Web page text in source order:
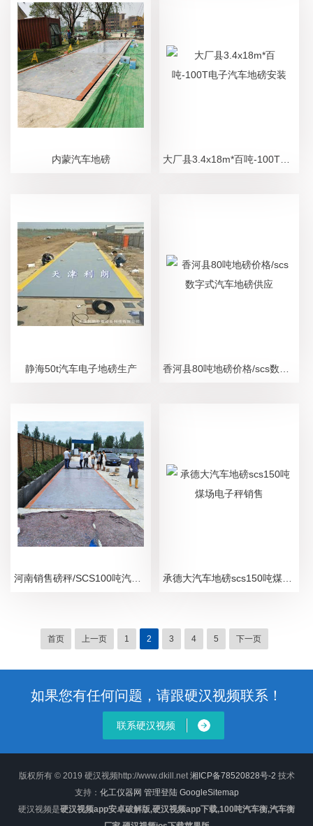
内蒙汽车地磅
静海50t汽车电子地磅生产
首页 上一页 1 2 3 4 5 下一页
如果您有任何问题，请跟硬汉视频联系！
联系硬汉视频
版权所有 © 2019 硬汉视频http://www.dkill.net湘ICP备78520828号-2 技术
支持： 化工仪器网 管理登陆 GoogleSitemap
硬汉视频是硬汉视频app安卓破解版,硬汉视频app下载,100吨汽车衡,汽车衡